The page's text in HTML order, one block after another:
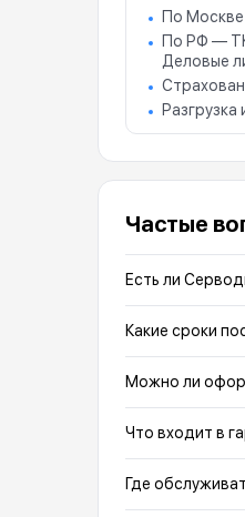
По
По РФ —
Деловые
Частые
Есть ли
Какие сроки
Можно ли
Что входит в
Где